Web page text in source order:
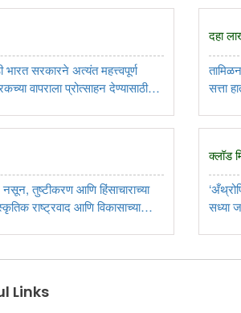
सरकारने अत्यंत महत्त्वपूर्ण
वापराला प्रोत्साहन देण्यासाठी
तुष्टीकरण आणि हिंसाचाराच्या
राष्ट्रवाद आणि विकासाच्या
दहा
सत्ता
क्लॉड
सध्या
Links